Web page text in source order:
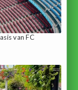
van FC